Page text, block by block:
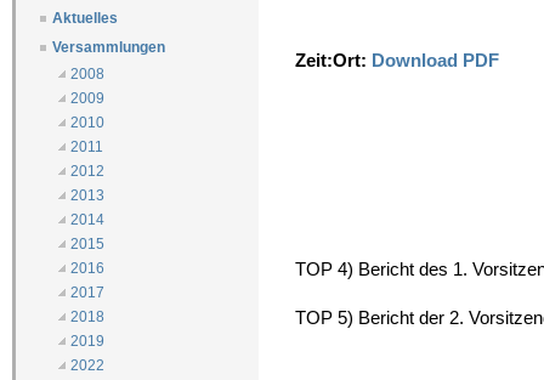
Aktuelles
Versammlungen
2008
2009
2010
2011
2012
2013
2014
2015
2016
2017
2018
2019
2022
Zeit:Ort: Download PDF
TOP 4) Bericht des 1.
TOP 5) Bericht der 2.